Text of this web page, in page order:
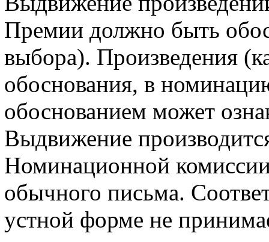
Премии должно быть
выбора). Произведения
обоснования, в
обоснованием может
Выдвижение
Номинационной
обычного письма.
устной форме не